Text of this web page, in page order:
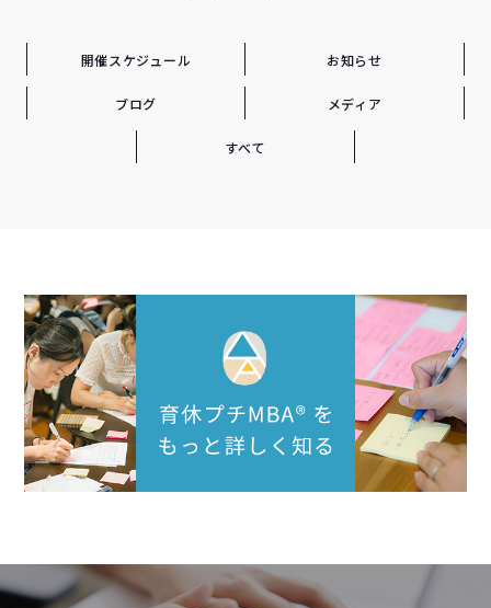
開催スケジュール お知らせ
ブログ メディア
すべて